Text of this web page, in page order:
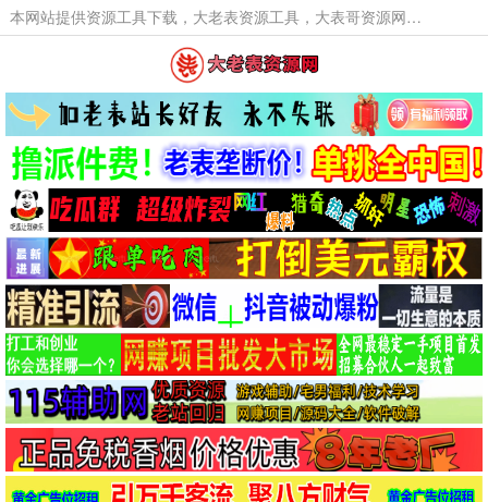
本网站提供资源工具下载，大老表资源工具，大表哥资源网软件工具，大老表资源下载，活动线报福利资源分享,活动线报，大型网游经典游戏，网络热门技术游戏辅助交流与分享。